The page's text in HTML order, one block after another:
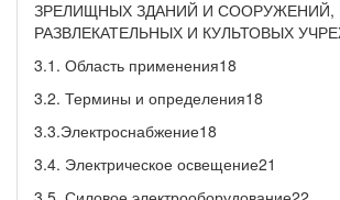
ЗРЕЛИЩНЫХ ЗДАНИЙ И СООРУЖЕНИЙ,
РАЗВЛЕКАТЕЛЬНЫХ И КУЛЬТОВЫХ
3.1. Область применения18
3.2. Термины и определения18
3.3.Электроснабжение18
3.4. Электрическое освещение21